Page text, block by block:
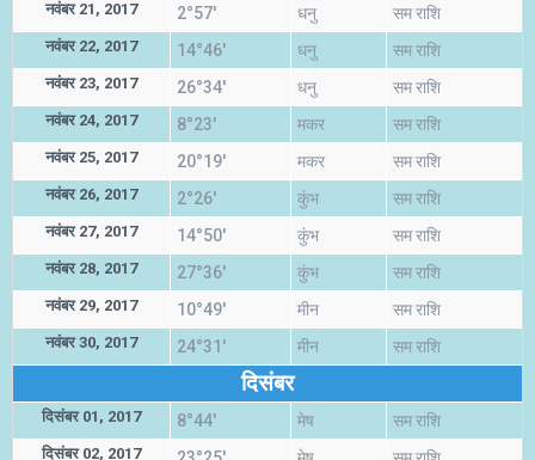
नवंबर 21, 2017 2°57' धनु सम राशि
नवंबर 22, 2017 14°46' धनु सम राशि
नवंबर 23, 2017 26°34' धनु सम राशि
नवंबर 24, 2017 8°23' मकर सम राशि
नवंबर 25, 2017 20°19' मकर सम राशि
नवंबर 26, 2017 2°26' कुंभ सम राशि
नवंबर 27, 2017 14°50' कुंभ सम राशि
नवंबर 28, 2017 27°36' कुंभ सम राशि
नवंबर 29, 2017 10°49' मीन सम राशि
नवंबर 30, 2017 24°31' मीन सम राशि
दिसंबर
दिसंबर 01, 2017 8°44' मेष सम राशि
दिसंबर 02, 2017